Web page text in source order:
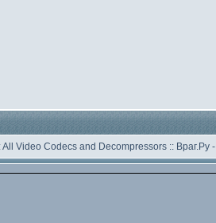
All Video Codecs and Decompressors :: Враг.Ру -